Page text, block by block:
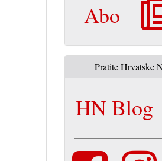
Abo
Pratite Hrvatske
HN Blog